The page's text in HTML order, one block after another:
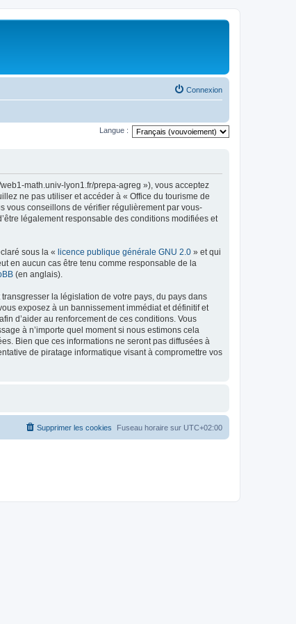
Connexion
Langue :
math.univ-lyon1.fr/prepa-agreg »), vous acceptez
ne pas utiliser et accéder à « Office du tourisme de
vous conseillons de vérifier régulièrement par vous-
légalement responsable des conditions modifiées et
sous la « licence publique générale GNU 2.0 » et qui
en aucun cas être tenu comme responsable de la
(en anglais).
la législation de votre pays, du pays dans
exposez à un bannissement immédiat et définitif et
d’aider au renforcement de ces conditions. Vous
à n’importe quel moment si nous estimons cela
Bien que ces informations ne seront pas diffusées à
de piratage informatique visant à compromettre vos
Fuseau horaire sur UTC+02:00
Supprimer les cookies